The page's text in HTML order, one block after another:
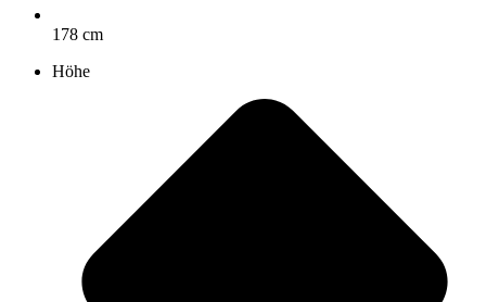
178 cm
Höhe